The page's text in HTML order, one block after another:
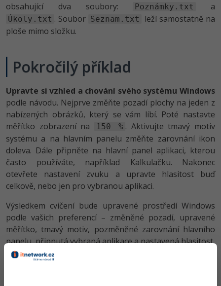
obsahující dva soubory: Poznámky.txt a
Úkoly.txt . Soubor Seznam.txt
leží samostatně na
ploše mimo složku.
Pokročilý příklad
Upravte si vzhled a chování svého systému Windows
podle návodu. Nejprve změňte pozadí plochy na jeden z
nabízených obrázků, který se vám líbí. Poté nastavte
měřítko zobrazení na
150 % . Aktivujte tmavý motiv
systému a na hlavním panelu změňte zarovnání ikon
doleva. Dále připněte na hlavní panel aplikaci, kterou
často používáte, například Kalkulačku. Nakonec
otevřete nastavení zvuku a upravte hlasitost buď
celkově, nebo jen pro vybranou aplikaci.
Výsledkem cvičení bude upravené prostředí Windows
podle vašich preferencí – změněné pozadí, upravené
měřítko, tmavý motiv, pozměněné zarovnání hlavního
panelu, připnutá vybraná aplikace a nastavená hlasitost.